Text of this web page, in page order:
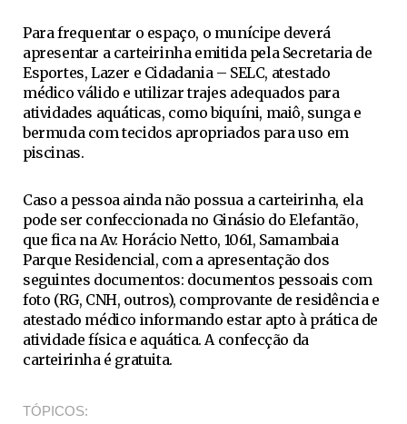
Para frequentar o espaço, o munícipe deverá
apresentar a carteirinha emitida pela Secretaria de
Esportes, Lazer e Cidadania – SELC, atestado
médico válido e utilizar trajes adequados para
atividades aquáticas, como biquíni, maiô, sunga e
bermuda com tecidos apropriados para uso em
piscinas.
Caso a pessoa ainda não possua a carteirinha, ela
pode ser confeccionada no Ginásio do Elefantão,
que fica na Av. Horácio Netto, 1061, Samambaia
Parque Residencial, com a apresentação dos
seguintes documentos: documentos pessoais com
foto (RG, CNH, outros), comprovante de residência e
atestado médico informando estar apto à prática de
atividade física e aquática. A confecção da
carteirinha é gratuita.
TÓPICOS